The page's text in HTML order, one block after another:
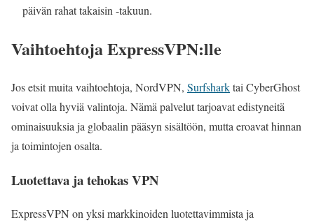
päivän rahat takaisin -takuun.
Vaihtoehtoja ExpressVPN:lle
Jos etsit muita vaihtoehtoja, NordVPN, Surfsharktai CyberGhost
voivat olla hyviä valintoja. Nämä palvelut tarjoavat edistyneitä
ominaisuuksia ja globaalin pääsyn sisältöön, mutta eroavat hinnan
ja toimintojen osalta.
Luotettava ja tehokas VPN
ExpressVPN on yksi markkinoiden luotettavimmista ja